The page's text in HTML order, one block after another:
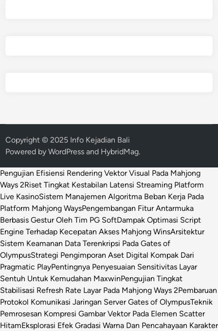
Copyright © 2025 Info Kejadian Bali
Powered byWordPress and HybridMag.
Pengujian Efisiensi Rendering Vektor Visual Pada Mahjong
Ways 2Riset Tingkat Kestabilan Latensi Streaming Platform
Live KasinoSistem Manajemen Algoritma Beban Kerja Pada
Platform Mahjong WaysPengembangan Fitur Antarmuka
Berbasis Gestur Oleh Tim PG SoftDampak Optimasi Script
Engine Terhadap Kecepatan Akses Mahjong WinsArsitektur
Sistem Keamanan Data Terenkripsi Pada Gates of
OlympusStrategi Pengimporan Aset Digital Kompak Dari
Pragmatic PlayPentingnya Penyesuaian Sensitivitas Layar
Sentuh Untuk Kemudahan MaxwinPengujian Tingkat
Stabilisasi Refresh Rate Layar Pada Mahjong Ways 2Pembaruan
Protokol Komunikasi Jaringan Server Gates of OlympusTeknik
Pemrosesan Kompresi Gambar Vektor Pada Elemen Scatter
HitamEksplorasi Efek Gradasi Warna Dan Pencahayaan Karakter